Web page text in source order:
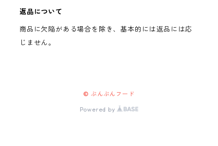
返品について
商品に欠陥がある場合を除き、基本的には返品には応
じません。
© ぶんぶんフード
Powered by